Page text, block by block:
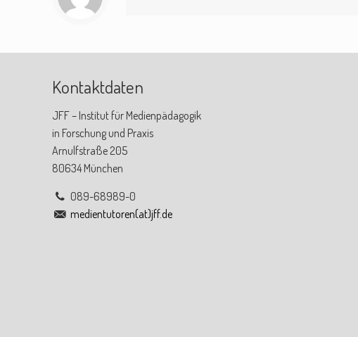
Kontaktdaten
JFF – Institut für Medienpädagogik
in Forschung und Praxis
Arnulfstraße 205
80634 München
089-68989-0
medientutoren(at)jff.de